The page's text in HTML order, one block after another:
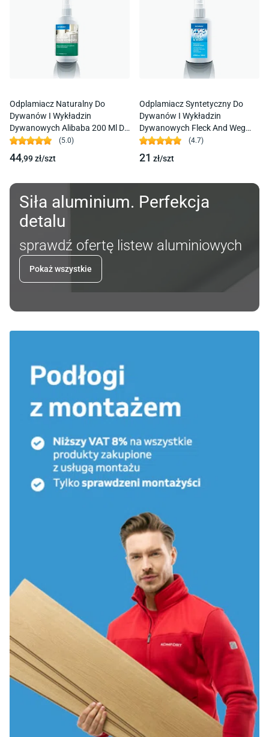
Odplamiacz Naturalny Do
Dywanów I Wykładzin
Dywanowych Alibaba 200 Ml Dr.
Schutz
(5.0)
44,99zł/szt
Odplamiacz Syntetyczny Do
Dywanów I Wykładzin
Dywanowych Fleck And Weg
100 Ml Dr. Schutz
(4.7)
21 zł/szt
Siła aluminium. Perfekcja
detalu
sprawdź ofertę listew aluminiowych
Pokaż wszystkie